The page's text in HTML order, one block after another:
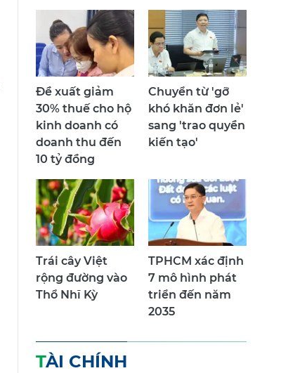
Đề xuất giảm
30% thuế cho hộ
kinh doanh có
doanh thu đến
10 tỷ đồng
Chuyển từ 'gỡ
khó khăn đơn lẻ'
sang 'trao quyền
kiến tạo'
Trái cây Việt
rộng đường vào
Thổ Nhĩ Kỳ
TPHCM xác định
7 mô hình phát
triển đến năm
2035
TÀI CHÍNH